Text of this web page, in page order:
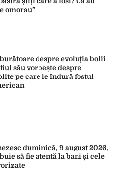
omorau”
despre evoluția bolii
său vorbește despre
pe care le îndură fostul
duminică, 9 august 2026.
să fie atentă la bani și cele